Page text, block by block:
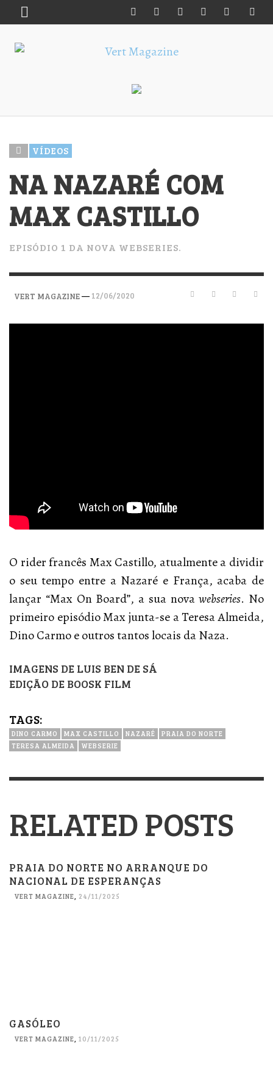
VÍDEOS
NA NAZARÉ COM
MAX CASTILLO
EPISÓDIO 1 DA NOVA WEBSERIES.
VERT MAGAZINE— 12/06/2020
O rider francês Max Castillo, atualmente a dividir
o seu tempo entre a Nazaré e França, acaba de
lançar “Max On Board”, a sua novawebseries. No
primeiro episódio Max junta-se a Teresa Almeida,
Dino Carmo e outros tantos locais da Naza.
IMAGENS DE LUIS BEN DE SÁ
EDIÇÃO DE BOOSK FILM
TAGS:
DINO CARMO MAX CASTILLO NAZARÉ
PRAIA DO NORTE
TERESA ALMEIDA
WEBSERIE
RELATED POSTS
PRAIA DO NORTE NO ARRANQUE DO
NACIONAL DE ESPERANÇAS
VERT MAGAZINE 24/11/2025
GASÓLEO
VERT MAGAZINE, 10/11/2025